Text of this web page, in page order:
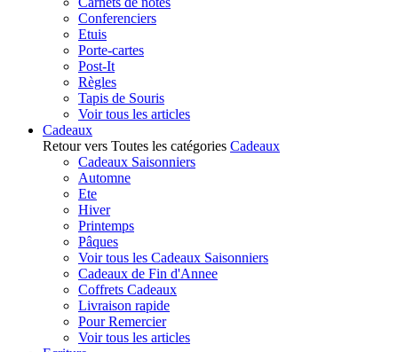
Conferenciers
Etuis
Porte-cartes
Post-It
Règles
Tapis de Souris
Voir tous les articles
Cadeaux
Retour vers Toutes les catégories Cadeaux
Cadeaux Saisonniers
Automne
Ete
Hiver
Printemps
Pâques
Voir tous les Cadeaux Saisonniers
Cadeaux de Fin d'Annee
Coffrets Cadeaux
Livraison rapide
Pour Remercier
Voir tous les articles